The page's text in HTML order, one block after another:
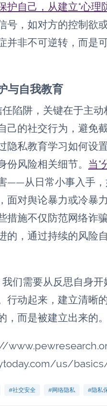
护自己，从建立“心理
号，如对方的控制欲
并非不可逆转，而是
与自我教育
陷阱，关键在于主动
己的社交行为，避免
隐私教育学习如何设
风险相关细节。 当“
——从日常小事入手
面对舆论暴力或冷暴
措施不仅防范网络诈
的，通过持续的风险
们需要从反思自身
行动起来，建立清晰
而是被建立出来的。
us/
#社交安全 #网络隐私 #隐私